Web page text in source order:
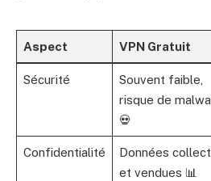
Aspect VPN Gratuit
Sécurité
Souvent faible,
risque de
💀
Confidentialité
Données
et vendues 📊